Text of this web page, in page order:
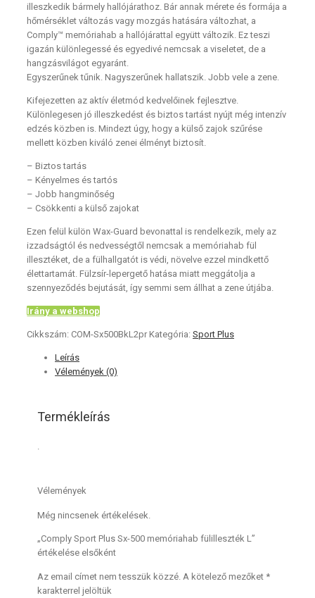
illeszkedik bármely hallójárathoz. Bár annak mérete és formája a
hőmérséklet változás vagy mozgás hatására változhat, a
Comply™ memóriahab a hallójárattal együtt változik. Ez teszi
igazán különlegessé és egyedivé nemcsak a viseletet, de a
hangzásvilágot egyaránt.
Egyszerűnek tűnik. Nagyszerűnek hallatszik. Jobb vele a zene.
Kifejezetten az aktív életmód kedvelőinek fejlesztve.
Különlegesen jó illeszkedést és biztos tartást nyújt még intenzív
edzés közben is. Mindezt úgy, hogy a külső zajok szűrése
mellett közben kiváló zenei élményt biztosít.
– Biztos tartás
– Kényelmes és tartós
– Jobb hangminőség
– Csökkenti a külső zajokat
Ezen felül külön Wax-Guard bevonattal is rendelkezik, mely az
izzadságtól és nedvességtől nemcsak a memóriahab fül
illesztéket, de a fülhallgatót is védi, növelve ezzel mindkettő
élettartamát. Fülzsír-lepergető hatása miatt meggátolja a
szennyeződés bejutását, így semmi sem állhat a zene útjába.
Irány a webshop
Cikkszám: COM-Sx500BkL2pr Kategória: Sport Plus
Leírás
Vélemények (0)
Termékleírás
.
Vélemények
Még nincsenek értékelések.
„Comply Sport Plus Sx-500 memóriahab fülilleszték L”
értékelése elsőként
Az email címet nem tesszük közzé. A kötelező mezőket *
karakterrel jelöltük